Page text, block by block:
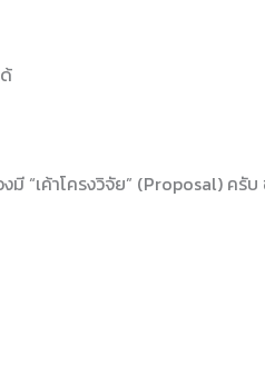
“เค้าโครงวิจัย” (Proposal) ครั